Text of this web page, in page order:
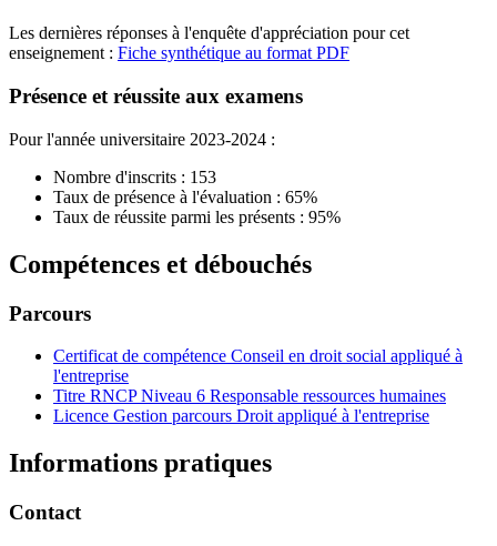
Les dernières réponses à l'enquête d'appréciation pour cet
enseignement : Fiche synthétique au format PDF
Présence et réussite aux examens
Pour l'année universitaire 2023-2024 :
Nombre d'inscrits : 153
Taux de présence à l'évaluation : 65%
Taux de réussite parmi les présents : 95%
Compétences et débouchés
Parcours
Certificat de compétence Conseil en droit social appliqué à
l'entreprise
Titre RNCP Niveau 6 Responsable ressources humaines
Licence Gestion parcours Droit appliqué à l'entreprise
Informations pratiques
Contact